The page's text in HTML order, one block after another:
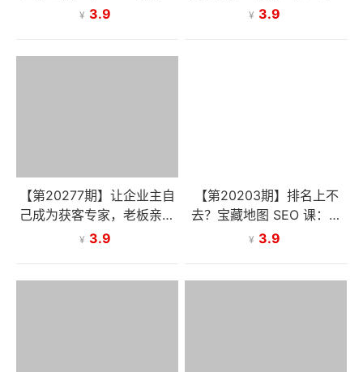
模型+IP打造全流程，助力
¥ 3.9
优化、私信引流、官方渠道
¥ 3.9
【第20277期】让企业主自
己成为获客专家，老板亲自
上手做流量低成本稳定获客
¥ 3.9
【第20203期】排名上不
去？宝藏地图 SEO 课：靠
语义 SEO+E-E-A-T 原则，
¥ 3.9